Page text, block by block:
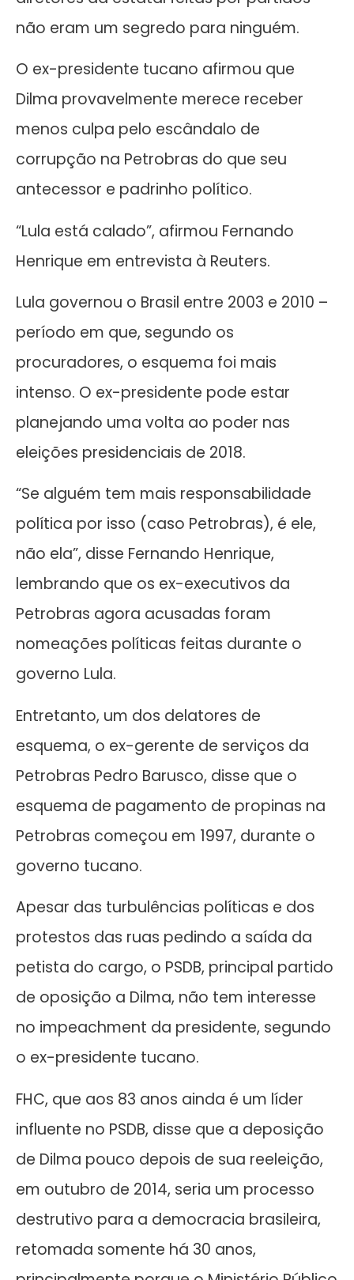
não eram um segredo para ninguém.
O ex-presidente tucano afirmou que
Dilma provavelmente merece receber
menos culpa pelo escândalo de
corrupção na Petrobras do que seu
antecessor e padrinho político.
“Lula está calado”, afirmou Fernando
Henrique em entrevista à Reuters.
Lula governou o Brasil entre 2003 e 2010 –
período em que, segundo os
procuradores, o esquema foi mais
intenso. O ex-presidente pode estar
planejando uma volta ao poder nas
eleições presidenciais de 2018.
“Se alguém tem mais responsabilidade
política por isso (caso Petrobras), é ele,
não ela”, disse Fernando Henrique,
lembrando que os ex-executivos da
Petrobras agora acusadas foram
nomeações políticas feitas durante o
governo Lula.
Entretanto, um dos delatores de
esquema, o ex-gerente de serviços da
Petrobras Pedro Barusco, disse que o
esquema de pagamento de propinas na
Petrobras começou em 1997, durante o
governo tucano.
Apesar das turbulências políticas e dos
protestos das ruas pedindo a saída da
petista do cargo, o PSDB, principal partido
de oposição a Dilma, não tem interesse
no impeachment da presidente, segundo
o ex-presidente tucano.
FHC, que aos 83 anos ainda é um líder
influente no PSDB, disse que a deposição
de Dilma pouco depois de sua reeleição,
em outubro de 2014, seria um processo
destrutivo para a democracia brasileira,
retomada somente há 30 anos,